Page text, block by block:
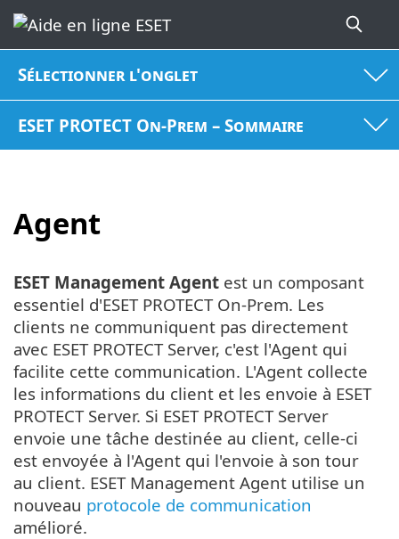
Sélectionner l'onglet
ESET PROTECT On-Prem – Sommaire
Agent
ESET Management Agent est un composant
essentiel d'ESET PROTECT On-Prem. Les
clients ne communiquent pas directement
avec ESET PROTECT Server, c'est l'Agent qui
facilite cette communication. L'Agent collecte
les informations du client et les envoie à ESET
PROTECT Server. Si ESET PROTECT Server
envoie une tâche destinée au client, celle-ci
est envoyée à l'Agent qui l'envoie à son tour
au client. ESET Management Agent utilise un
nouveau protocole de communication
amélioré.